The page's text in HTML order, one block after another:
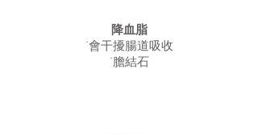
降血脂
˙會干擾腸道吸收
˙膽結石